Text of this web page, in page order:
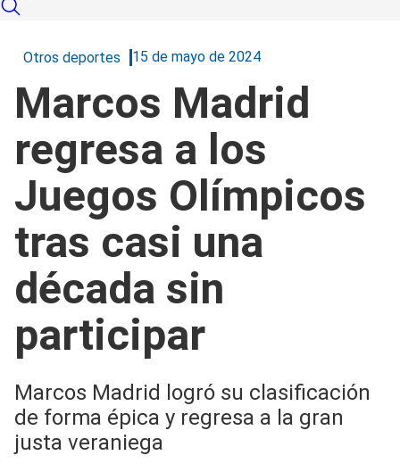
Otros deportes 15 de mayo de 2024
Marcos Madrid
regresa a los
Juegos Olímpicos
tras casi una
década sin
participar
Marcos Madrid logró su clasificación
de forma épica y regresa a la gran
justa veraniega